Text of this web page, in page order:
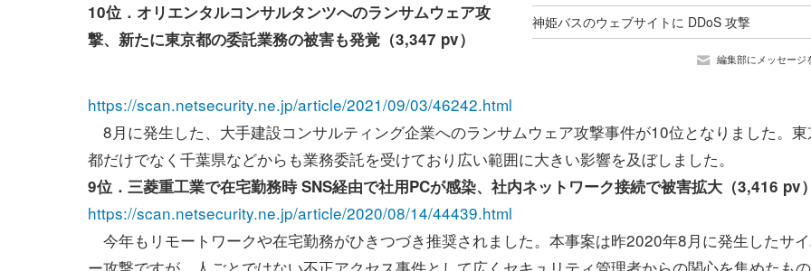
神姫バスのウェブサイトに DDoS 攻撃
編集部にメッセージ
10位．オリエンタルコンサルタンツへのランサムウェア攻
撃、新たに東京都の委託業務の被害も発覚（3,347 pv）
https://scan.netsecurity.ne.jp/article/2021/09/03/46242.html
8月に発生した、大手建設コンサルティング企業へのランサムウェア攻撃事件が10位となりました。
都だけでなく千葉県などからも業務委託を受けており広い範囲に大きい影響を及ぼしました。
9位．三菱重工業で在宅勤務時 SNS経由で社用PCが感染、社内ネットワーク接続で被害拡大（3,416 pv）
https://scan.netsecurity.ne.jp/article/2020/08/14/44439.html
今年もリモートワークや在宅勤務がひきつづき推奨されました。本事案は昨2020年8月に発生したサ